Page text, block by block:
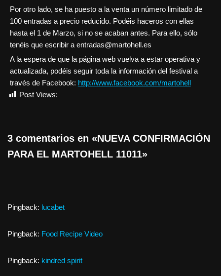
Por otro lado, se ha puesto a la venta un número limitado de
100 entradas a precio reducido. Podéis haceros con ellas
hasta el 1 de Marzo, si no se acaban antes. Para ello, sólo
tenéis que escribir a entradas@martohell.es
A la espera de que la página web vuelva a estar operativa y
actualizada, podéis seguir toda la información del festival a
través de Facebook: http://www.facebook.com/martohell
Post Views:
3 comentarios en «NUEVA CONFIRMACIÓN
PARA EL MARTOHELL 11011»
Pingback: lucabet
Pingback: Food Recipe Video
Pingback: kindred spirit